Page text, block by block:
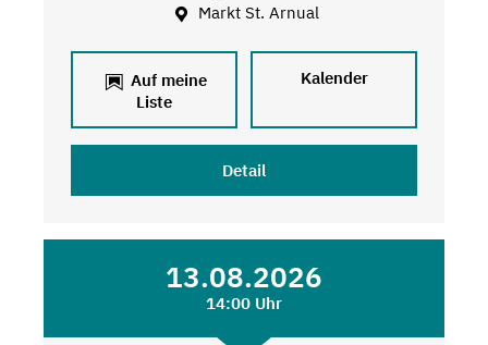
Markt St. Arnual
Auf meine
Liste
Kalender
Detail
13.08.2026
14:00 Uhr